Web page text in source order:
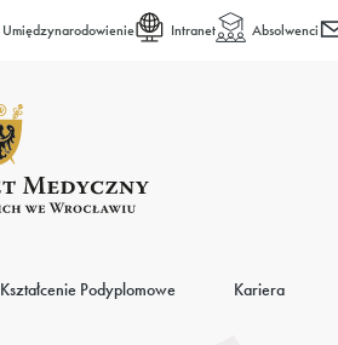
Umiędzynarodowienie Intranet Absolwenci
Kształcenie Podyplomowe Kariera